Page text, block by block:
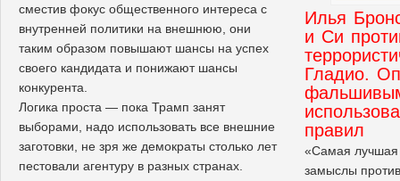
сместив фокус общественного интереса с
внутренней политики на внешнюю, они
таким образом повышают шансы на успех
своего кандидата и понижают шансы
конкурента.
Логика проста — пока Трамп занят
выборами, надо использовать все внешние
заготовки, не зря же демократы столько лет
пестовали агентуру в разных странах.
Илья
и Си
Гладио.
правил
«Самая лучшая
замыслы